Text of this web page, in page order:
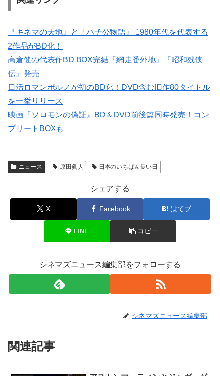
『キネマの天地』と『ハチ公物語』 1980年代を代表する
2作品がBD化！
高倉健の代表作BD BOX完結『網走番外地』『昭和残侠
伝』発売
日活ロマンポルノが初のBD化！DVD含む旧作80タイトル
を一挙リリース
映画『ソロモンの偽証』BD＆DVD前後篇同時発売！コン
プリートBOXも
ニュース 原田眞人 日本のいちばん長い日
シェアする
X Facebook はてブ
LINE コピー
シネマズニュース編集部をフォローする
シネマズニュース編集部
関連記事